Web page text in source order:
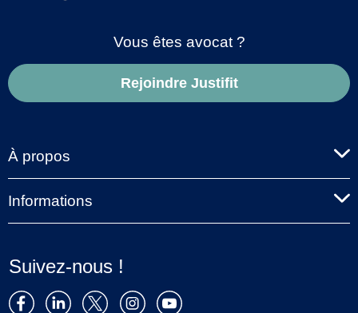
Vous êtes avocat ?
Rejoindre Justifit
À propos
Informations
Suivez-nous !